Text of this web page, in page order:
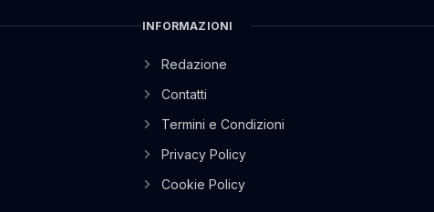
INFORMAZIONI
Redazione
Contatti
Termini e Condizioni
Privacy Policy
Cookie Policy